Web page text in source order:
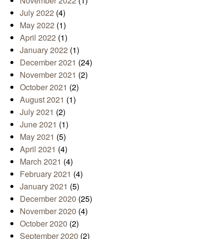
July 2022 (4)
May 2022 (1)
April 2022 (1)
January 2022 (1)
December 2021 (24)
November 2021 (2)
October 2021 (2)
August 2021 (1)
July 2021 (2)
June 2021 (1)
May 2021 (5)
April 2021 (4)
March 2021 (4)
February 2021 (4)
January 2021 (5)
December 2020 (25)
November 2020 (4)
October 2020 (2)
September 2020 (2)